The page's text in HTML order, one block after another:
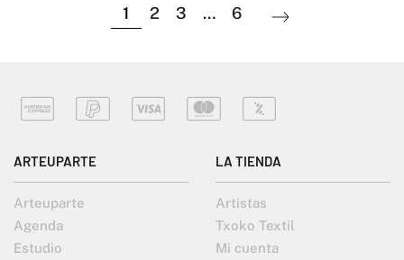
1 2 3 … 6
ARTEUPARTE
Arteuparte
Agenda
Estudio
LA TIENDA
Artistas
Txoko Textil
Mi cuenta